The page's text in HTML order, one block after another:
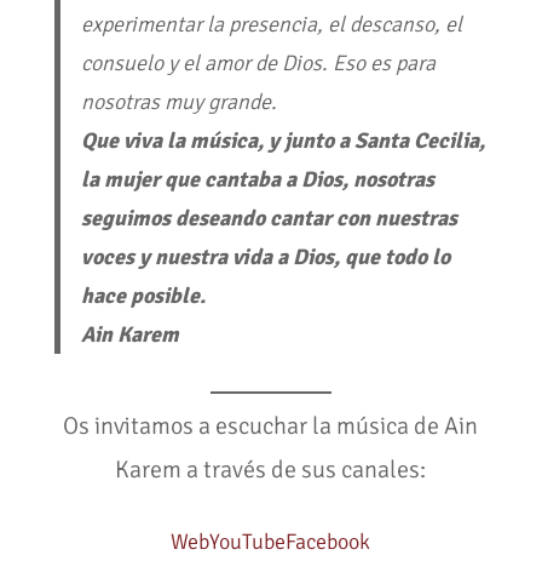
experimentar la presencia, el descanso, el
consuelo y el amor de Dios. Eso es para
nosotras muy grande.
Que viva la música, y junto a Santa Cecilia,
la mujer que cantaba a Dios, nosotras
seguimos deseando cantar con nuestras
voces y nuestra vida a Dios, que todo lo
hace posible.
Ain Karem
Os invitamos a escuchar la música de Ain
Karem a través de sus canales:
WebYouTubeFacebook